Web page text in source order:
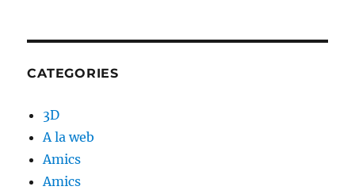
CATEGORIES
3D
A la web
Amics
Amics